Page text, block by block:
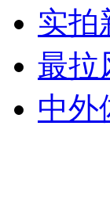
无痛分娩是
外交部：反
外交部：有
实拍
最拉
中外